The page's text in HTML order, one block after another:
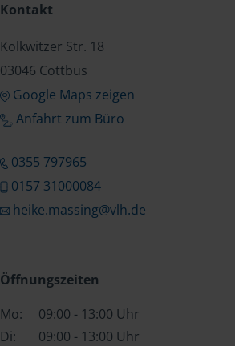
Kontakt
Kolkwitzer Str. 18
03046 Cottbus
Google Maps zeigen
Anfahrt zum Büro
0355 797965
0157 31000084
heike.massing@vlh.de
Öffnungszeiten
Mo:
09:00 - 13:00 Uhr
Di:
09:00 - 13:00 Uhr